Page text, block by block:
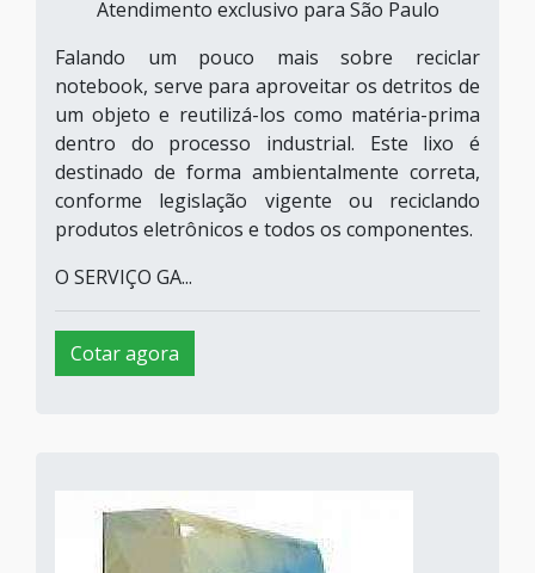
Atendimento exclusivo para São Paulo
Falando um pouco mais sobre reciclar
notebook, serve para aproveitar os detritos de
um objeto e reutilizá-los como matéria-prima
dentro do processo industrial. Este lixo é
destinado de forma ambientalmente correta,
conforme legislação vigente ou reciclando
produtos eletrônicos e todos os componentes.
O SERVIÇO GA...
Cotar agora